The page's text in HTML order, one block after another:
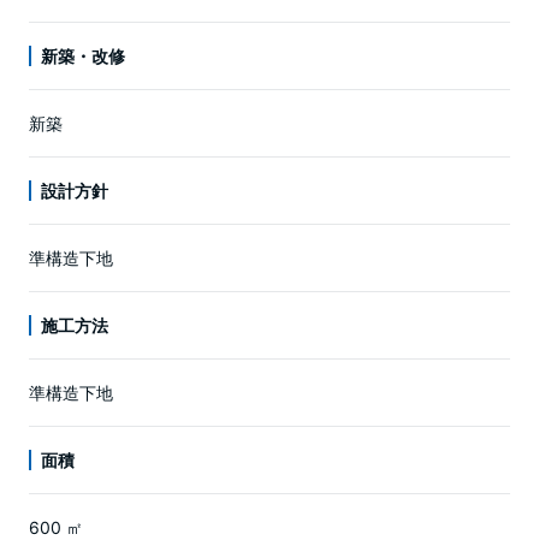
新築・改修
新築
設計方針
準構造下地
施工方法
準構造下地
面積
600 ㎡